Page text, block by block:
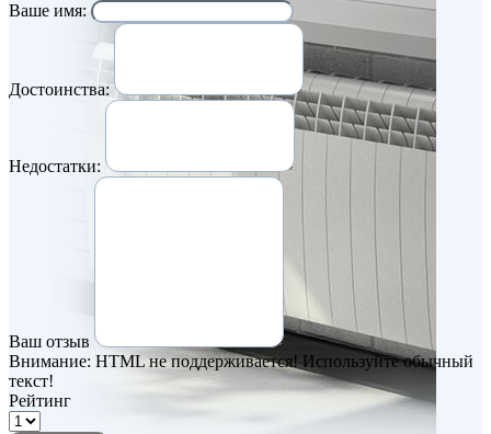
Ваше имя:
Достоинства:
Недостатки:
Ваш отзыв
Внимание: HTML не поддерживается! Используйте обычный
текст!
Рейтинг